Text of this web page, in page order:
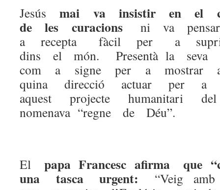
Jesúsmai va insistir en el
de les curacionsni va
a recepta fàcil per a
dins el món. Presentà la seva
com a signe per a mostrar
quina direcció actuar per
aquest projecte
nomenava “regne de Déu”.
El papa Francesc afirma que
una tasca urgent:
“Veig